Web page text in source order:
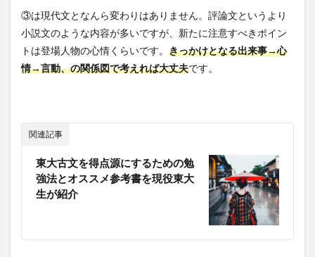
③は現代文となんら変わりはありません。評論文というより
小説文のような内容が多いですが、新たに注意すべきポイン
トは登場人物の心情くらいです。 きっかけとなる出来事→心
情→言動、の関係図で考えれば大丈夫です。
関連記事
東大古文を得点源にするための勉
強法とオススメ参考書を現役東大
生が紹介